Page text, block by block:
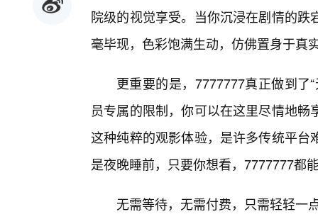
院级的视觉享受。当你沉浸在剧情的
毫毕现，色彩饱满生动，仿佛置身于真
更重要的是，7777777真正做到了
员专属的限制，你可以在这里尽情地
这种纯粹的观影体验，是许多传统平
是夜晚睡前，只要你想看，7777777都
无需等待，无需付费，只需轻轻一